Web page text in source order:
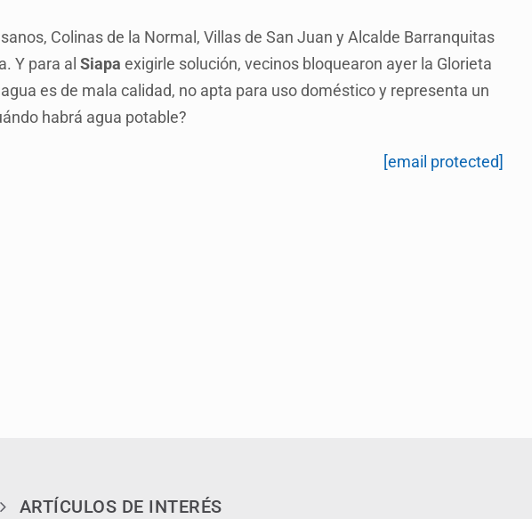
Colinas de la Normal, Villas de San Juan y Alcalde Barranquitas
Y para al Siapa exigirle solución, vecinos bloquearon ayer la Glorieta
es de mala calidad, no apta para uso doméstico y representa un
habrá agua potable?
[email protected]
ARTÍCULOS DE INTERÉS